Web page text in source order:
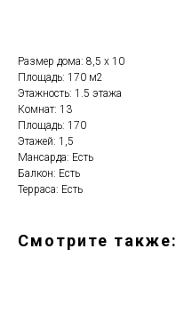
Размер дома: 8,5 x 10
Площадь: 170 м2
Этажность: 1.5 этажа
Комнат: 13
Площадь: 170
Этажей: 1,5
Мансарда: Есть
Балкон: Есть
Терраса: Есть
Смотрите также: